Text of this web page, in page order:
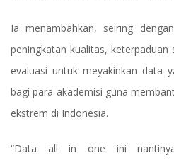
Ia menambahkan, seiring
peningkatan kualitas, keterpaduan
evaluasi untuk meyakinkan data
bagi para akademisi guna
ekstrem di Indonesia.
“Data all in one ini